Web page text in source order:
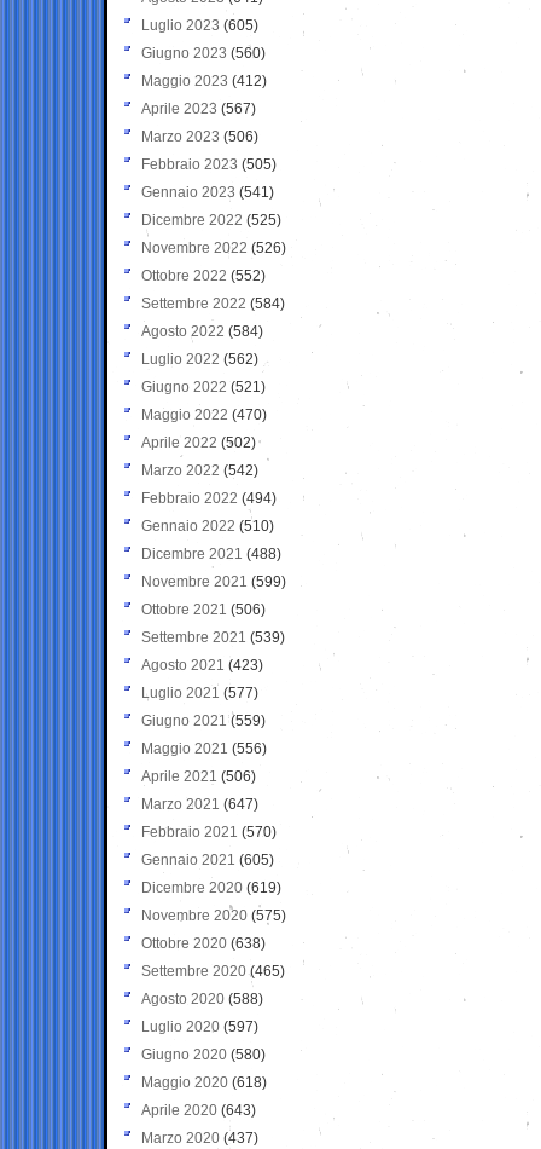
Luglio 2023 (605)
Giugno 2023 (560)
Maggio 2023 (412)
Aprile 2023 (567)
Marzo 2023 (506)
Febbraio 2023 (505)
Gennaio 2023 (541)
Dicembre 2022 (525)
Novembre 2022 (526)
Ottobre 2022 (552)
Settembre 2022 (584)
Agosto 2022 (584)
Luglio 2022 (562)
Giugno 2022 (521)
Maggio 2022 (470)
Aprile 2022 (502)
Marzo 2022 (542)
Febbraio 2022 (494)
Gennaio 2022 (510)
Dicembre 2021 (488)
Novembre 2021 (599)
Ottobre 2021 (506)
Settembre 2021 (539)
Agosto 2021 (423)
Luglio 2021 (577)
Giugno 2021(559)
Maggio 2021 (556)
Aprile 2021 (506)
Marzo 2021 (647)
Febbraio 2021 (570)
Gennaio 2021 (605)
Dicembre 2020 (619)
Novembre 2020 (575)
Ottobre 2020 (638)
Settembre 2020(465)
Agosto 2020 (588)
Luglio 2020 (597)
Giugno 2020 (580)
Maggio 2020 (618)
Aprile 2020 (643)
Marzo 2020 (437)